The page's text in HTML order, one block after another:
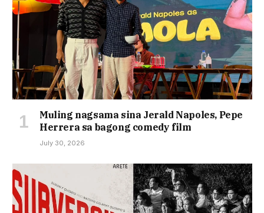
Muling nagsama sina Jerald Napoles, Pepe
Herrera sa bagong comedy film
July 30, 2026